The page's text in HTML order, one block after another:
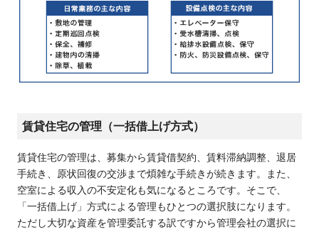
賃貸住宅の管理（一括借上げ方式）
賃貸住宅の管理は、募集から賃貸借契約、賃料滞納調整、退居
手続き、原状回復の交渉まで煩雑な手続きが続きます。また、
空室による収入の不安定化も気になるところです。そこで、
「一括借上げ」方式による管理もひとつの選択肢になります。
ただし大切な資産を管理委託する訳ですから管理会社の選択に